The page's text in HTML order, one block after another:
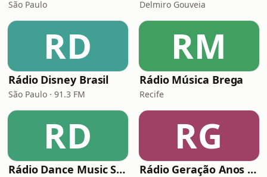
São Paulo Delmiro Gouveia
RD
Rádio Disney Brasil
São Paulo · 91.3 FM
RM
Rádio Música Brega
Recife
RD
Rádio Dance Music Super Hits
RG
Rádio Geração Anos 80s Flashback